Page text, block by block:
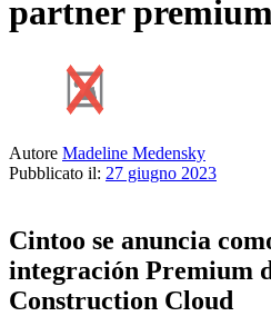
partner
Autore Madeline Medensky
Pubblicato il: 27 giugno 2023
Cintoo se anuncia
integración Premium
Construction Cloud